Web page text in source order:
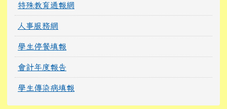
特殊教育通報網
人事服務網
學生停餐填報
會計年度報告
學生傳染病填報